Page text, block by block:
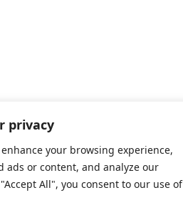
privacy
your browsing experience,
ads or content, and analyze our
All", you consent to our use of